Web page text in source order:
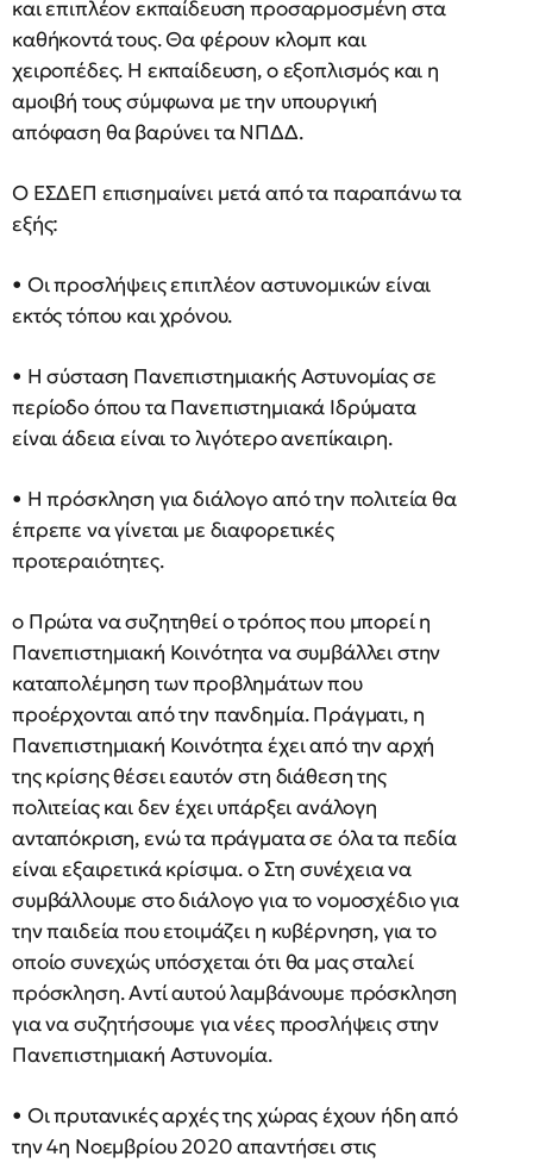
και επιπλέον εκπαίδευση προσαρμοσμένη στα
καθήκοντά τους. Θα φέρουν κλομπ και
χειροπέδες. Η εκπαίδευση, ο εξοπλισμός και η
αμοιβή τους σύμφωνα με την υπουργική
απόφαση θα βαρύνει τα ΝΠΔΔ.
Ο ΕΣΔΕΠ επισημαίνει μετά από τα παραπάνω τα
εξής:
• Οι προσλήψεις επιπλέον αστυνομικών είναι
εκτός τόπου και χρόνου.
• Η σύσταση Πανεπιστημιακής Αστυνομίας σε
περίοδο όπου τα Πανεπιστημιακά Ιδρύματα
είναι άδεια είναι το λιγότερο ανεπίκαιρη.
• Η πρόσκληση για διάλογο από την πολιτεία θα
έπρεπε να γίνεται με διαφορετικές
προτεραιότητες.
o Πρώτα να συζητηθεί ο τρόπος που μπορεί η
Πανεπιστημιακή Κοινότητα να συμβάλλει στην
καταπολέμηση των προβλημάτων που
προέρχονται από την πανδημία. Πράγματι, η
Πανεπιστημιακή Κοινότητα έχει από την αρχή
της κρίσης θέσει εαυτόν στη διάθεση της
πολιτείας και δεν έχει υπάρξει ανάλογη
ανταπόκριση, ενώ τα πράγματα σε όλα τα πεδία
είναι εξαιρετικά κρίσιμα. o Στη συνέχεια να
συμβάλλουμε στο διάλογο για το νομοσχέδιο για
την παιδεία που ετοιμάζει η κυβέρνηση, για το
οποίο συνεχώς υπόσχεται ότι θα μας σταλεί
πρόσκληση. Αντί αυτού λαμβάνουμε πρόσκληση
για να συζητήσουμε για νέες προσλήψεις στην
Πανεπιστημιακή Αστυνομία.
• Οι πρυτανικές αρχές της χώρας έχουν ήδη από
την 4η Νοεμβρίου 2020 απαντήσει στις